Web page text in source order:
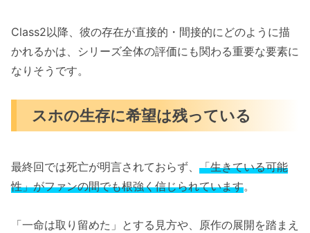
Class2以降、彼の存在が直接的・間接的にどのように描
かれるかは、シリーズ全体の評価にも関わる重要な要素に
なりそうです。
スホの生存に希望は残っている
最終回では死亡が明言されておらず、 「生きている可能
性」がファンの間でも根強く信じられています。
「一命は取り留めた」とする見方や、原作の展開を踏まえ